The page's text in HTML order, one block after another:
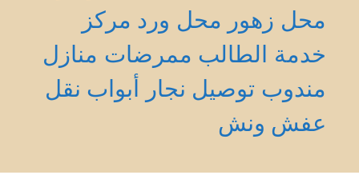
محل زهور محل ورد مركز
خدمة الطالب ممرضات منازل
مندوب توصيل نجار أبواب نقل
عفش ونش